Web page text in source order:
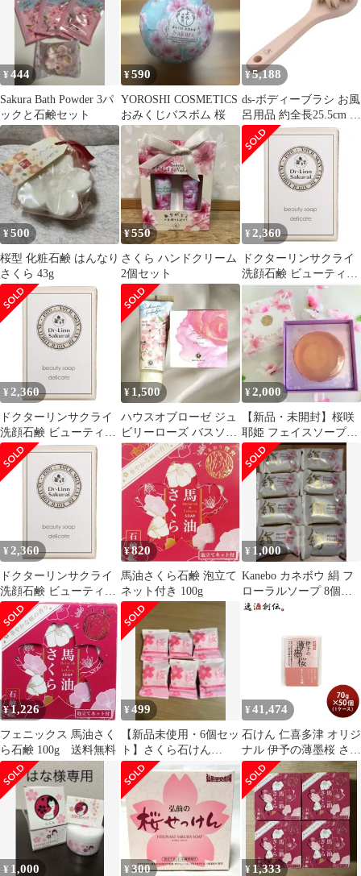
¥444
Sakura Bath Powder 3パ
ックと石鹸セット
¥590
YOROSHI COSMETICS
おみくじバスボム 桜
¥5,188
ds-ボディーブラシ お風
呂用品 約全長25.5cm さ
くら 天然毛 アートブラ
シ社 日本製 白馬毛のボ
ディブラシ 入浴グッズ
バス用品
¥500
桜型 化粧石鹸 はんなり
さくら 43g
¥550
さくら ハンドクリーム
2個セット
¥ 2,360
ドクターリンサクライ
洗顔石鹸 ビューティソ
ープ デリケート (90g)
[サクラ]
¥ 2,360
ドクターリンサクライ
洗顔石鹸 ビューティソ
ープ デリケート (90g)
[サクラ]
¥ 1,500
ハウスオブローゼ ジュ
ビリーローズ バスソー
プ 90g、さくらハンド
ソープ60g
¥2,000
【新品・未開封】桜咲
耶姫 フェイスソープ
80g 洗顔石鹸 ウェルベ
スト
¥ 2,360
ドクターリンサクライ
洗顔石鹸 ビューティソ
ープ デリケート (90g)
[サクラ]
¥820
馬油さくら石鹸 泡立て
ネット付き 100g
¥ 1,000
Kanebo カネボウ 絹 フ
ローラルソープ 8個セ
ット ②
¥1,226
フェニックス 馬油さく
ら石鹸 100g 送料無料
¥499
【新品未使用・6個セッ
ト】さくら石けん
35g×6
¥ 41,474
石けん 仁喜多津 オリジ
ナル 伊予の薄墨桜 さく
ら石鹸 70g × 1ケース /
50個 保湿 桜 固形 石鹸
浴用石けん 手洗い バス
お風呂 体洗い 洗顔 水
口酒造 父の日 ギフト
¥ 1,000 ¥300 ¥ 1,333